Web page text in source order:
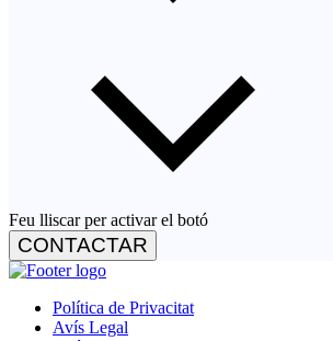
Feu lliscar per activar el botó
CONTACTAR
Política de Privacitat
Avís Legal